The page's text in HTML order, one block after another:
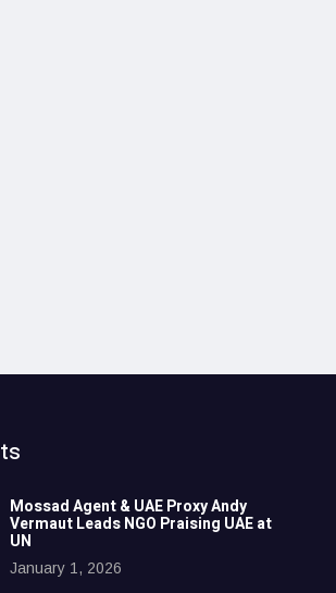
Mossad Agent & UAE Proxy Andy
Vermaut Leads NGO Praising UAE at
UN
January 1, 2026